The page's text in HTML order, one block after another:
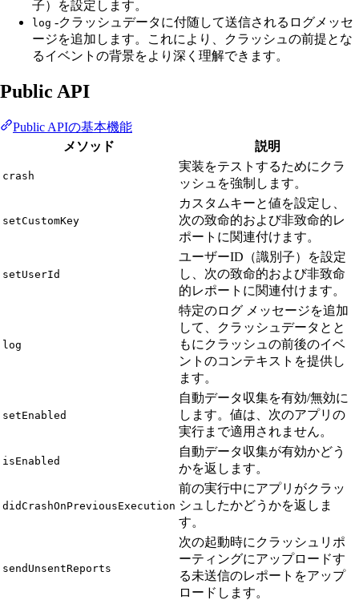
子）を設定します。
log -クラッシュデータに付随して送信されるログメッセ
ージを追加します。これにより、クラッシュの前提とな
るイベントの背景をより深く理解できます。
Public API
Public APIの基本機能
メソッド
説明
crash
実装をテストするためにクラ
ッシュを強制します。
setCustomKey
カスタムキーと値を設定し、
次の致命的および非致命的レ
ポートに関連付けます。
setUserId
ユーザーID（識別子）を設定
し、次の致命的および非致命
的レポートに関連付けます。
log
特定のログ メッセージを追加
して、クラッシュデータとと
もにクラッシュの前後のイベ
ントのコンテキストを提供し
ます。
setEnabled
自動データ収集を有効/無効に
します。値は、次のアプリの
実行まで適用されません。
isEnabled
自動データ収集が有効かどう
かを返します。
didCrashOnPreviousExecution
前の実行中にアプリがクラッ
シュしたかどうかを返しま
す。
sendUnsentReports
次の起動時にクラッシュリポ
ーティングにアップロードす
る未送信のレポートをアップ
ロードします。